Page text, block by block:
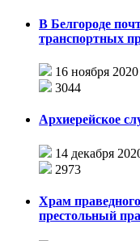
В Белгороде
транспортных
16 ноября 2020
3044
Архиерейское
14 декабря
2973
Храм
престольный